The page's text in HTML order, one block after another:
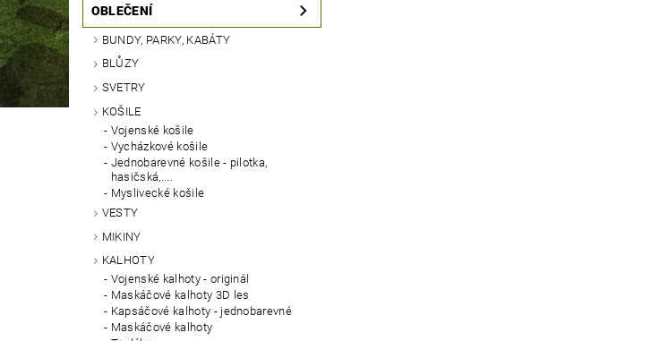
OBLEČENÍ
BUNDY, PARKY, KABÁTY
BLŮZY
SVETRY
KOŠILE
Vojenské košile
Vycházkové košile
Jednobarevné košile - pilotka,
hasičská,....
Myslivecké košile
VESTY
MIKINY
KALHOTY
Vojenské kalhoty - originál
Maskáčové kalhoty 3D les
Kapsáčové kalhoty - jednobarevné
Maskáčové kalhoty